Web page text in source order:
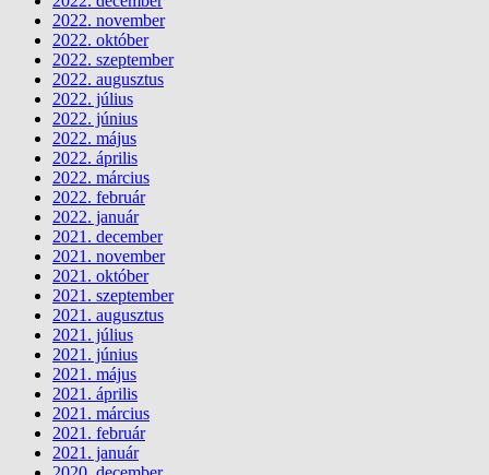
2022. november
2022. október
2022. szeptember
2022. augusztus
2022. július
2022. június
2022. május
2022. április
2022. március
2022. február
2022. január
2021. december
2021. november
2021. október
2021. szeptember
2021. augusztus
2021. július
2021. június
2021. május
2021. április
2021. március
2021. február
2021. január